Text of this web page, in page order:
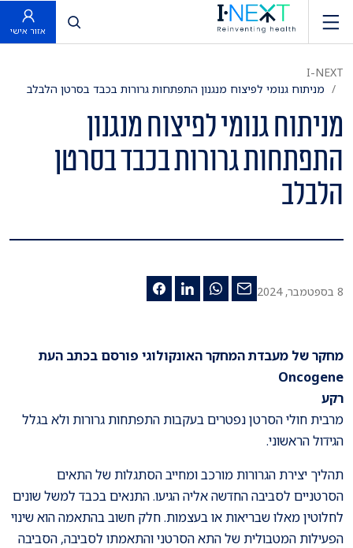
פתח חיפוש
אזור אישי
I-NEXT
מניתוח גנומי לפיצוח מנגנון התפתחות גרורות בכבד בסרטן הלבלב
מניתוח גנומי לפיצוח מנגנון
התפתחות גרורות בכבד בסרטן
הלבלב
8 בספטמבר, 2024
מחקר של מעבדת המחקר האונקולוגי פורסם בכתב העת
Oncogene
רקע
מרבית חולי הסרטן נפטרים בעקבות התפתחות גרורות ולא בגלל
הגידול הראשוני.
תהליך יצירת הגרורות מורכב ומחייב הסתגלות של התאים
הסרטניים לסביבה החדשה אליה הגיעו. התנאים בכבד למשל שונים
לחלוטין מאלו שבריאות או בעצמות. חלק חשוב בהתאמה הוא שינוי
הפעילות המטבולית של התא הסרטני והתאמתו לסביבה, הסביבה